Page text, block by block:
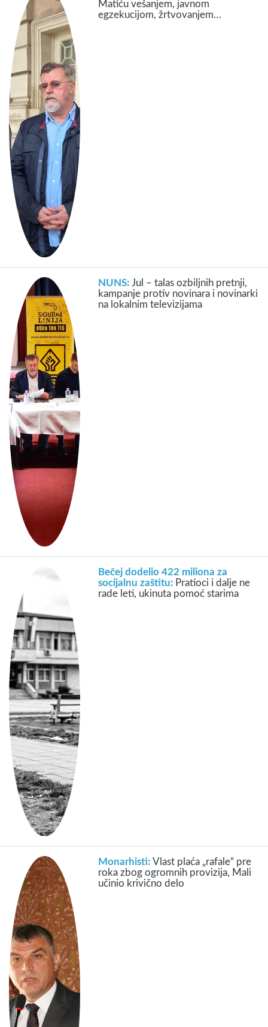
Matiću vešanjem, javnom
egzekucijom, žrtvovanjem…
NUNS:Jul – talas ozbiljnih pretnji,
kampanje protiv novinara i novinarki
na lokalnim televizijama
Bečej dodelio 422 miliona za
socijalnu zaštitu: Pratioci i dalje ne
rade leti, ukinuta pomoć starima
Monarhisti:Vlast plaća „rafale“ pre
roka zbog ogromnih provizija, Mali
učinio krivično delo